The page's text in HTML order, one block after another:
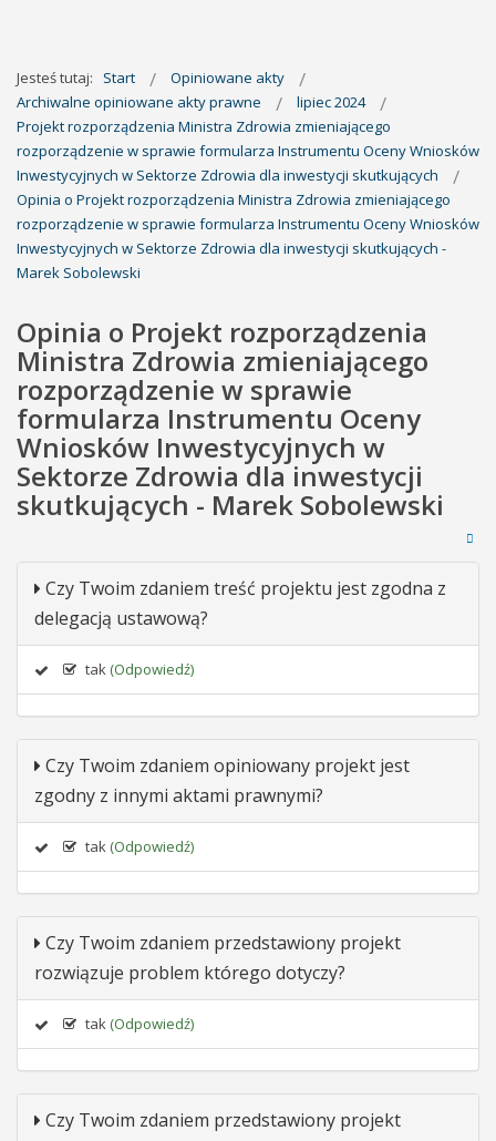
Jesteś tutaj: Start
Opiniowane akty
Archiwalne opiniowane akty prawne
lipiec 2024
Projekt rozporządzenia Ministra Zdrowia zmieniającego
rozporządzenie w sprawie formularza Instrumentu Oceny Wniosków
Inwestycyjnych w Sektorze Zdrowia dla inwestycji skutkujących
Opinia o Projekt rozporządzenia Ministra Zdrowia zmieniającego
rozporządzenie w sprawie formularza Instrumentu Oceny Wniosków
Inwestycyjnych w Sektorze Zdrowia dla inwestycji skutkujących -
Marek Sobolewski
Opinia o Projekt rozporządzenia
Ministra Zdrowia zmieniającego
rozporządzenie w sprawie
formularza Instrumentu Oceny
Wniosków Inwestycyjnych w
Sektorze Zdrowia dla inwestycji
skutkujących - Marek Sobolewski
Czy Twoim zdaniem treść projektu jest zgodna z
delegacją ustawową?
tak (Odpowiedź)
Czy Twoim zdaniem opiniowany projekt jest
zgodny z innymi aktami prawnymi?
tak (Odpowiedź)
Czy Twoim zdaniem przedstawiony projekt
rozwiązuje problem którego dotyczy?
tak (Odpowiedź)
Czy Twoim zdaniem przedstawiony projekt